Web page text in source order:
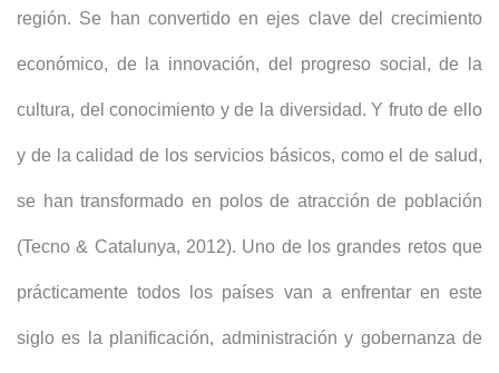
región. Se han convertido en ejes clave del crecimiento
económico, de la innovación, del progreso social, de la
cultura, del conocimiento y de la diversidad. Y fruto de ello
y de la calidad de los servicios básicos, como el de salud,
se han transformado en polos de atracción de población
(Tecno & Catalunya, 2012). Uno de los grandes retos que
prácticamente todos los países van a enfrentar en este
siglo es la planificación, administración y gobernanza de